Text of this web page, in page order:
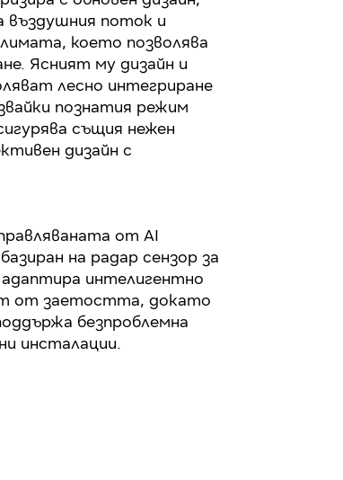
въздушния поток и
което позволява
Ясният му дизайн и
лесно интегриране
познатия режим
същия нежен
дизайн с
от AI
на радар сензор за
интелигентно
от заетостта, докато
безпроблемна
инсталации.